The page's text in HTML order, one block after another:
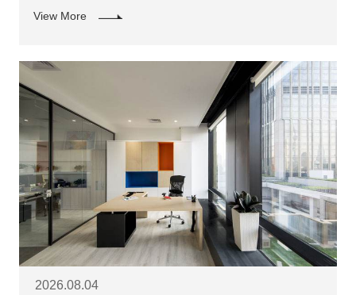
View More
2026.08.04